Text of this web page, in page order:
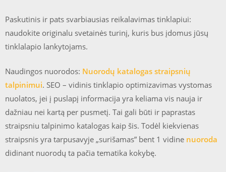
Paskutinis ir pats svarbiausias reikalavimas tinklapiui:
naudokite originalu svetainės turinį, kuris bus įdomus jūsų
tinklalapio lankytojams.
Naudingos nuorodos: Nuorodų katalogas straipsnių
talpinimui. SEO – vidinis tinklapio optimizavimas vystomas
nuolatos, jei į puslapį informacija yra keliama vis nauja ir
dažniau nei kartą per pusmetį. Tai gali būti ir paprastas
straipsniu talpinimo katalogas kaip šis. Todėl kiekvienas
straipsnis yra tarpusavyje „surišamas” bent 1 vidine nuoroda
didinant nuorodų ta pačia tematika kokybę.